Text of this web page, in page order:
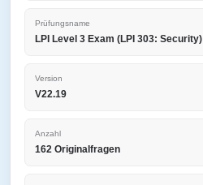
Prüfungsname
LPI Level 3 Exam (LPI 303: Security)
Version
V22.19
Anzahl
162 Originalfragen